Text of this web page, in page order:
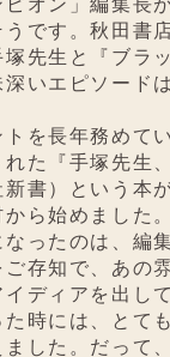
オン」編集長
です。秋田書
塚先生と『ブラ
いエピソード
を長年務めて
た『手塚先生
書）という本
ら始めました
ったのは、編
存知で、あの
ディアを出し
時には、とて
た。だって